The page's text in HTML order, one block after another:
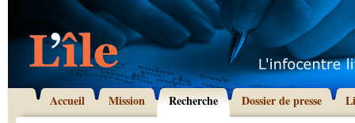
Accueil Mission Recherche Dossier de presse